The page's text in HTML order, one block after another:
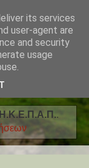
.
its services
user-agent are
and security
usage